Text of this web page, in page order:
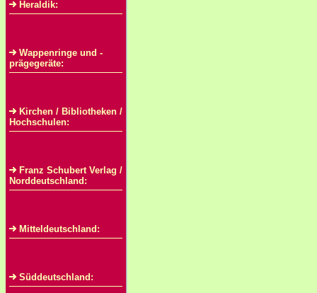
Heraldik:
Wappenringe und -
prägegeräte:
Kirchen / Bibliotheken /
Hochschulen:
Franz Schubert Verlag /
Norddeutschland:
Mitteldeutschland:
Süddeutschland: